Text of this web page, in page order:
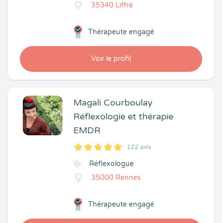
35340 Liffré
Voir le profil
Thérapeute engagé
Magali Courboulay
Réflexologie et thérapie
EMDR
5
1
5
122 122 avis
Réflexologue
35000 Rennes
Thérapeute engagé